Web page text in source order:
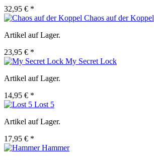
32,95 € *
Chaos auf der Koppel
Artikel auf Lager.
23,95 € *
My Secret Lock
Artikel auf Lager.
14,95 € *
Lost 5
Artikel auf Lager.
17,95 € *
Hammer